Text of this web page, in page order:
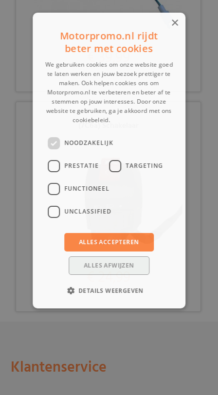
€ 39,99
(7C6a) Schakelaar
€ 24,99
Klantenservice
×
Motorpromo.nl rijdt
beter met cookies
We gebruiken cookies om onze website goed
te laten werken en jouw bezoek prettiger te
maken. Ook helpen cookies ons om
Motorpromo.nl te verbeteren en beter af te
stemmen op jouw interesses. Door onze
website te gebruiken, ga je akkoord met ons
cookiebeleid.
NOODZAKELIJK
PRESTATIE TARGETING
FUNCTIONEEL
UNCLASSIFIED
ALLES ACCEPTEREN
ALLES AFWIJZEN
DETAILS WEERGEVEN